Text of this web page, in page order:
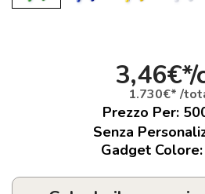
3,46€*/
1.730€* /
Prezzo Per:
Senza
Gadget